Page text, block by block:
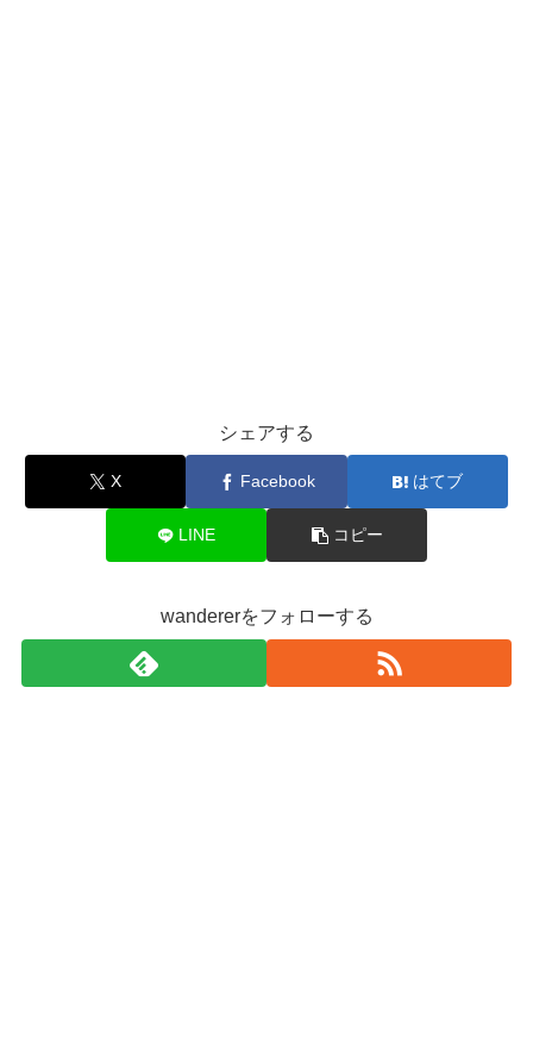
シェアする
X Facebook はてブ
LINE コピー
wandererをフォローする